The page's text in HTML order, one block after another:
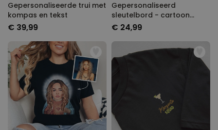
Gepersonaliseerde trui met
kompas en tekst
€ 39,99
Gepersonaliseerd
sleutelbord - cartoon
familie illustratie
€ 24,99